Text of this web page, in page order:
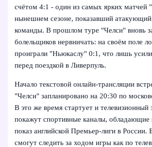
счётом 4:1 - один из самых ярких матчей
нынешнем сезоне, показавший атакующий
команды. В прошлом туре "Челси" вновь
болельщиков нервничать: на своём поле
проиграли "Ньюкаслу" 0:1, что лишь
перед поездкой в Ливерпуль.
Начало текстовой онлайн-трансляции
"Челси" запланировано на 20:30 по
В это же время стартует и телевизионный
покажут спортивные каналы, обладающие
показ английской Премьер-лиги в России.
смогут следить за ходом игры как по